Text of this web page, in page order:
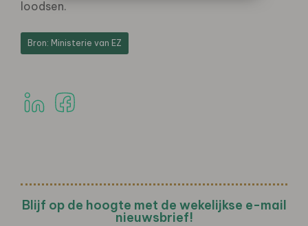
loodsen.
Bron: Ministerie van EZ
Blijf op de hoogte met de wekelijkse e-mail
nieuwsbrief!